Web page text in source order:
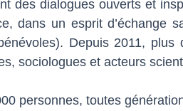
des dialogues ouverts et
dans un esprit d’échange
Depuis 2011,
sociologues et acteurs
personnes, toutes